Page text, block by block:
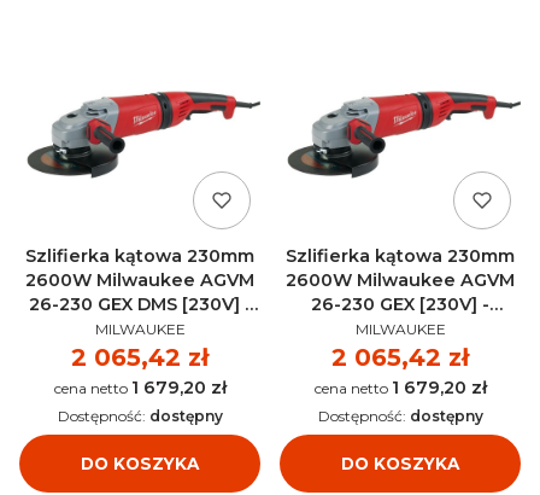
Szlifierka kątowa 230mm
2600W Milwaukee AGVM
26-230 GEX DMS [230V] -
4933402495
PRODUCENT
MILWAUKEE
Cena
2 065,42 zł
Cena 1 679,20 zł
DO KOSZYKA
Dostępność: dostępny
Szlifierka kątowa 230mm
2600W Milwaukee AGVM
26-230 GEX [230V] -
4933402365
PRODUCENT
MILWAUKEE
Cena
2 065,42 zł
Cena 1 679,20 zł
DO KOSZYKA
Dostępność: dostępny